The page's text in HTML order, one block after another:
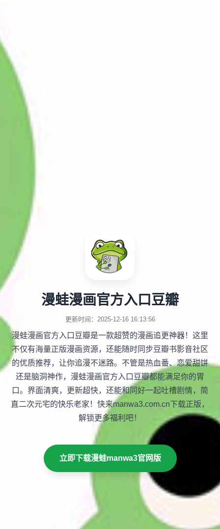
漫蛙漫画官方入口豆瓣
更新时间：2025-12-16 16:13:56
漫蛙漫画官方入口豆瓣是一款超赞的漫画追更神器！这里
不仅有海量正版漫画资源，还能随时同步豆瓣书影音社区
的优质推荐，让你追漫不迷路。不管是热血番、恋爱甜饼
还是脑洞神作，漫蛙漫画官方入口豆瓣都能满足你的胃
口。界面清爽，更新超快，还能和同好一起吐槽剧情，简
直二次元宅的快乐老家！快来manwa3.com.cn下载正版，
解锁更多福利吧！
立即下载漫蛙manwa3官网版